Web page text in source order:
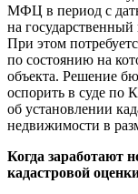
МФЦ в период с
на государственный
При этом
по состоянию на
объекта. Решение
оспорить в суде по
об установлении
недвижимости в
Когда заработают
кадастровой